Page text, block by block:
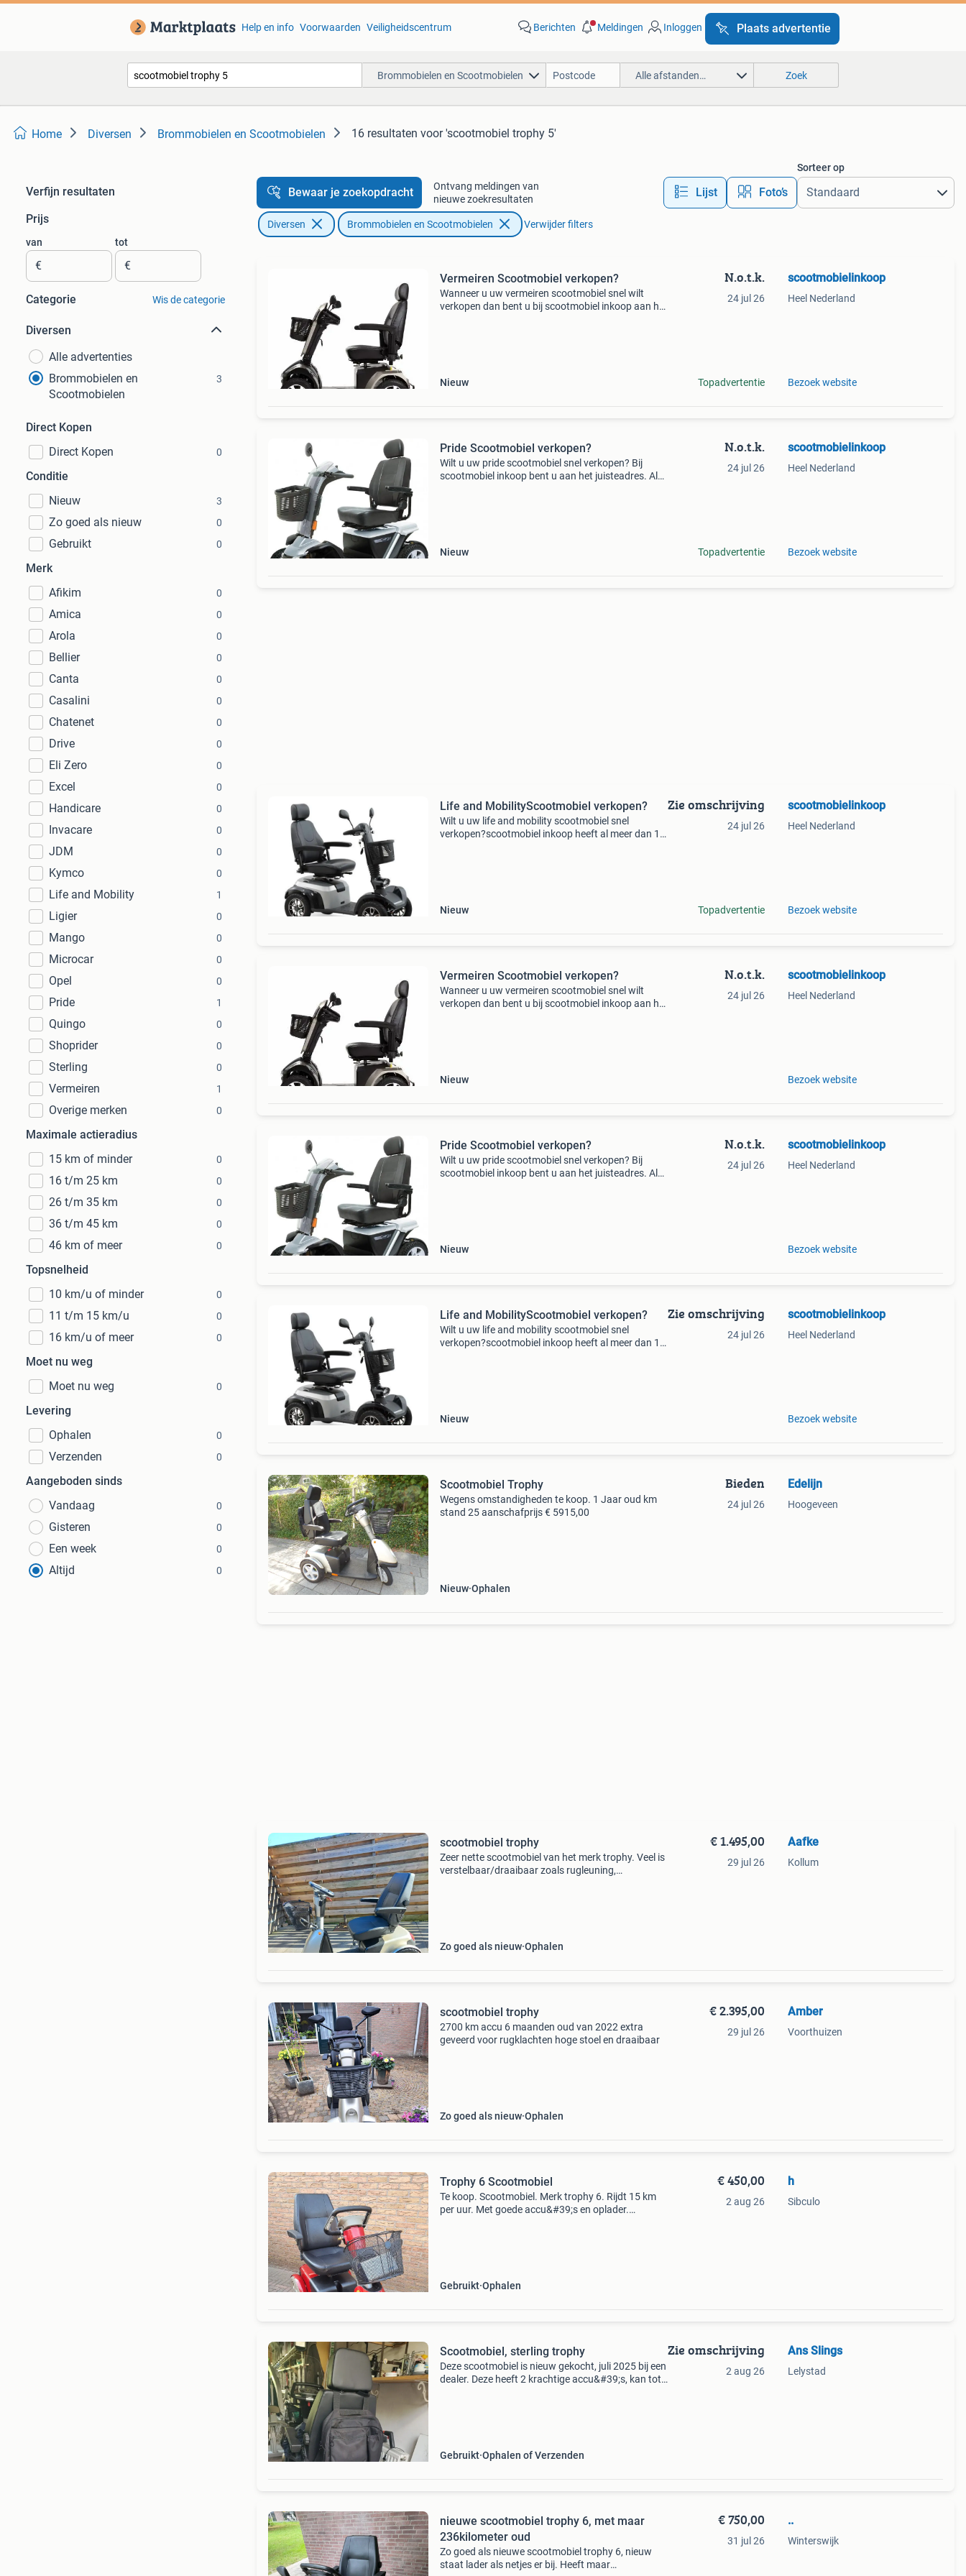
Help en info Voorwaarden Veiligheidscentrum Berichten Meldingen Inloggen Plaats advertentie
Brommobielen en Scootmobielen Alle afstanden… Zoek
Home Diversen Brommobielen en Scootmobielen 16 resultaten voor 'scootmobiel trophy 5'
Verfijn resultaten
Prijs
van
€
tot
€
Categorie Wis de categorie
Diversen
Alle advertenties
Brommobielen en
Scootmobielen
3
Direct Kopen
Direct Kopen
0
Conditie
Nieuw
3
Zo goed als nieuw 0
Gebruikt 0
Merk
Afikim
0
Amica 0
Arola 0
Bellier 0
Canta 0
Casalini 0
Chatenet 0
Drive 0
Eli Zero 0
Excel 0
Handicare 0
Invacare 0
JDM 0
Kymco 0
Life and Mobility 1
Ligier 0
Mango 0
Microcar 0
Opel 0
Pride 1
Quingo 0
Shoprider 0
Sterling 0
Vermeiren 1
Overige merken 0
Maximale actieradius
15 km of minder
0
16 t/m 25 km 0
26 t/m 35 km 0
36 t/m 45 km 0
46 km of meer 0
Topsnelheid
10 km/u of minder
0
11 t/m 15 km/u 0
16 km/u of meer 0
Moet nu weg
Moet nu weg
0
Levering
Ophalen
0
Verzenden 0
Aangeboden sinds
Vandaag
0
Gisteren 0
Een week 0
Altijd 0
Bewaar je zoekopdracht
Ontvang meldingen van
nieuwe zoekresultaten
Lijst Foto’s
Sorteer op
Diversen Brommobielen en Scootmobielen Verwijder filters
Vermeiren Scootmobiel verkopen?
Wanneer u uw vermeiren scootmobiel snel wilt
verkopen dan bent u bij scootmobiel inkoop aan het
Nieuw
N.o.t.k.
24 jul 26
Topadvertentie
scootmobielinkoop
Heel Nederland
Bezoek website
Pride Scootmobiel verkopen?
Wilt u uw pride scootmobiel snel verkopen? Bij
scootmobiel inkoop bent u aan het juisteadres. Al
Nieuw
N.o.t.k.
24 jul 26
Topadvertentie
scootmobielinkoop
Heel Nederland
Bezoek website
Life and MobilityScootmobiel verkopen?
Wilt u uw life and mobility scootmobiel snel
verkopen?scootmobiel inkoop heeft al meer dan 10
Nieuw
Zie omschrijving
24 jul 26
Topadvertentie
scootmobielinkoop
Heel Nederland
Bezoek website
Vermeiren Scootmobiel verkopen?
Wanneer u uw vermeiren scootmobiel snel wilt
verkopen dan bent u bij scootmobiel inkoop aan het
Nieuw
N.o.t.k.
24 jul 26
scootmobielinkoop
Heel Nederland
Bezoek website
Pride Scootmobiel verkopen?
Wilt u uw pride scootmobiel snel verkopen? Bij
scootmobiel inkoop bent u aan het juisteadres. Al
Nieuw
N.o.t.k.
24 jul 26
scootmobielinkoop
Heel Nederland
Bezoek website
Life and MobilityScootmobiel verkopen?
Wilt u uw life and mobility scootmobiel snel
verkopen?scootmobiel inkoop heeft al meer dan 10
Nieuw
Zie omschrijving
24 jul 26
scootmobielinkoop
Heel Nederland
Bezoek website
Scootmobiel Trophy
Wegens omstandigheden te koop. 1 Jaar oud km
stand 25 aanschafprijs € 5915,00
Nieuw Ophalen
Bieden
24 jul 26
Edelijn
Hoogeveen
scootmobiel trophy
Zeer nette scootmobiel van het merk trophy. Veel is
verstelbaar/draaibaar zoals rugleuning,
Zo goed als nieuw Ophalen
€ 1.495,00
29 jul 26
Aafke
Kollum
scootmobiel trophy
2700 km accu 6 maanden oud van 2022 extra
geveerd voor rugklachten hoge stoel en draaibaar
Zo goed als nieuw Ophalen
€ 2.395,00
29 jul 26
Amber
Voorthuizen
Trophy 6 Scootmobiel
Te koop. Scootmobiel. Merk trophy 6. Rijdt 15 km
per uur. Met goede accu&#39;s en oplader.
Gebruikt Ophalen
€ 450,00
2 aug 26
h
Sibculo
Scootmobiel, sterling trophy
Deze scootmobiel is nieuw gekocht, juli 2025 bij een
dealer. Deze heeft 2 krachtige accu&#39;s, kan tot
Gebruikt Ophalen of Verzenden
Zie omschrijving
2 aug 26
Ans Slings
Lelystad
nieuwe scootmobiel trophy 6, met maar
236kilometer oud
Zo goed als nieuwe scootmobiel trophy 6, nieuw
staat lader als netjes er bij. Heeft maar
€ 750,00
31 jul 26
..
Winterswijk